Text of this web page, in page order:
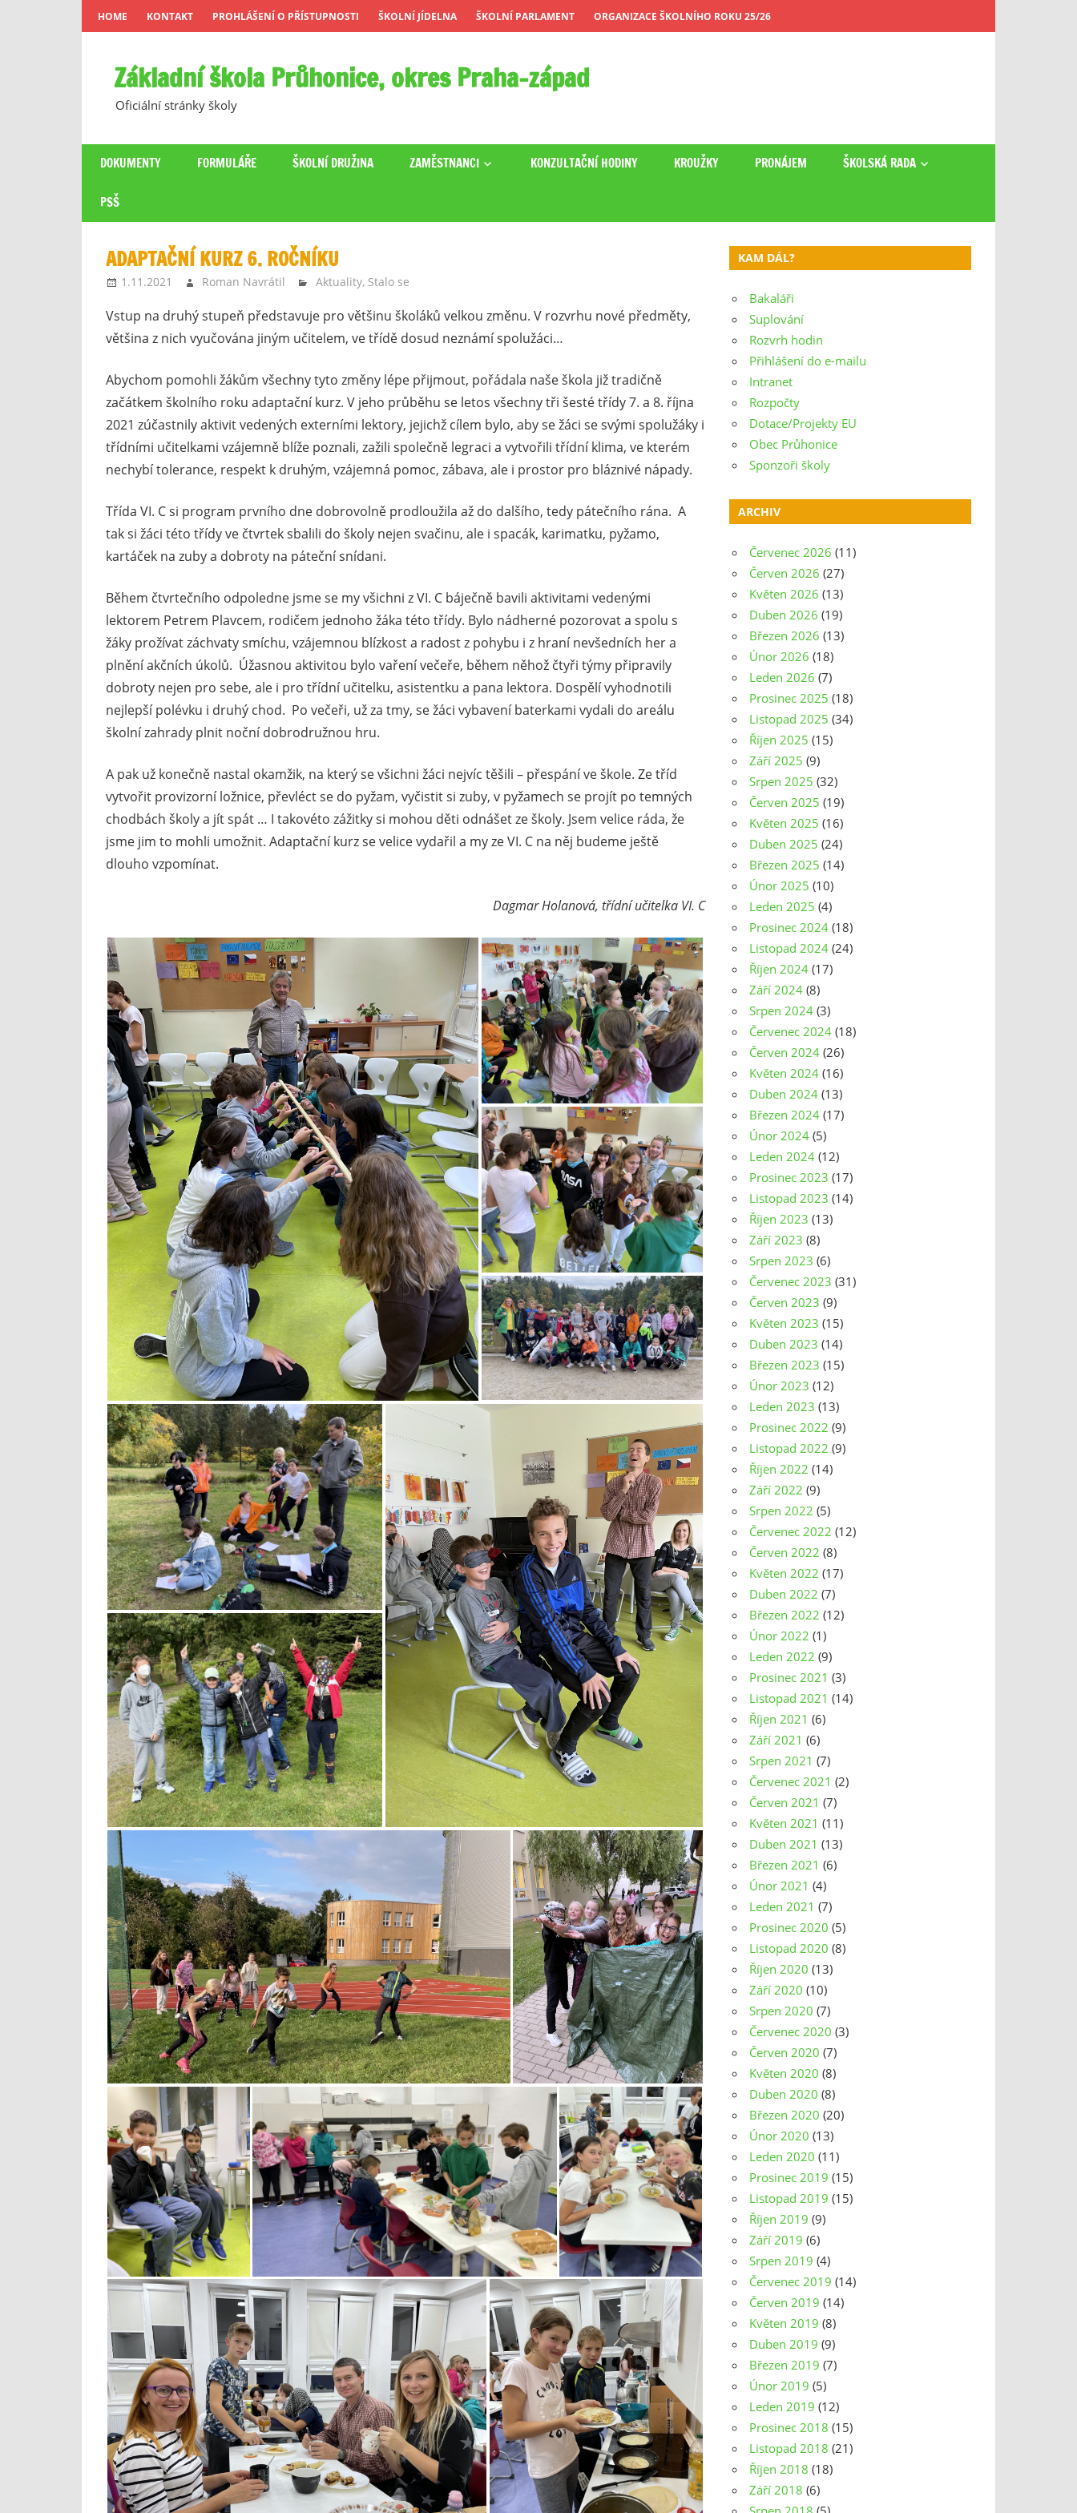
Skip
to
HOME KONTAKT PROHLÁŠENÍ O PŘÍSTUPNOSTI ŠKOLNÍ JÍDELNA ŠKOLNÍ PARLAMENT ORGANIZACE ŠKOLNÍHO ROKU 25/26
Základní škola Průhonice, okres Praha-západ
Oficiální stránky školy
DOKUMENTY FORMULÁŘE ŠKOLNÍ DRUŽINA ZAMĚSTNANCI KONZULTAČNÍ HODINY KROUŽKY PRONÁJEM ŠKOLSKÁ RADA
PSŠ
ADAPTAČNÍ KURZ 6. ROČNÍKU
1.11.2021 Roman Navrátil Aktuality, Stalo se
Vstup na druhý stupeň představuje pro většinu školáků velkou změnu. V rozvrhu nové předměty,
většina z nich vyučována jiným učitelem, ve třídě dosud neznámí spolužáci…
Abychom pomohli žákům všechny tyto změny lépe přijmout, pořádala naše škola již tradičně
začátkem školního roku adaptační kurz. V jeho průběhu se letos všechny tři šesté třídy 7. a 8. října
2021 zúčastnily aktivit vedených externími lektory, jejichž cílem bylo, aby se žáci se svými spolužáky i
třídními učitelkami vzájemně blíže poznali, zažili společně legraci a vytvořili třídní klima, ve kterém
nechybí tolerance, respekt k druhým, vzájemná pomoc, zábava, ale i prostor pro bláznivé nápady.
Třída VI. C si program prvního dne dobrovolně prodloužila až do dalšího, tedy pátečního rána. A
tak si žáci této třídy ve čtvrtek sbalili do školy nejen svačinu, ale i spacák, karimatku, pyžamo,
kartáček na zuby a dobroty na páteční snídani.
Během čtvrtečního odpoledne jsme se my všichni z VI. C báječně bavili aktivitami vedenými
lektorem Petrem Plavcem, rodičem jednoho žáka této třídy. Bylo nádherné pozorovat a spolu s
žáky prožívat záchvaty smíchu, vzájemnou blízkost a radost z pohybu i z hraní nevšedních her a
plnění akčních úkolů. Úžasnou aktivitou bylo vaření večeře, během něhož čtyři týmy připravily
dobroty nejen pro sebe, ale i pro třídní učitelku, asistentku a pana lektora. Dospělí vyhodnotili
nejlepší polévku i druhý chod. Po večeři, už za tmy, se žáci vybavení baterkami vydali do areálu
školní zahrady plnit noční dobrodružnou hru.
A pak už konečně nastal okamžik, na který se všichni žáci nejvíc těšili – přespání ve škole. Ze tříd
vytvořit provizorní ložnice, převléct se do pyžam, vyčistit si zuby, v pyžamech se projít po temných
chodbách školy a jít spát … I takovéto zážitky si mohou děti odnášet ze školy. Jsem velice ráda, že
jsme jim to mohli umožnit. Adaptační kurz se velice vydařil a my ze VI. C na něj budeme ještě
dlouho vzpomínat.
Dagmar Holanová, třídní učitelka VI. C
KAM DÁL?
Bakaláři
Suplování
Rozvrh hodin
Přihlášení do e-mailu
Intranet
Rozpočty
Dotace/Projekty EU
Obec Průhonice
Sponzoři školy
ARCHIV
Červenec 2026 (11)
Červen 2026 (27)
Květen 2026 (13)
Duben 2026 (19)
Březen 2026 (13)
Únor 2026 (18)
Leden 2026 (7)
Prosinec 2025 (18)
Listopad 2025 (34)
Říjen 2025 (15)
Září 2025 (9)
Srpen 2025 (32)
Červen 2025 (19)
Květen 2025 (16)
Duben 2025 (24)
Březen 2025 (14)
Únor 2025 (10)
Leden 2025 (4)
Prosinec 2024 (18)
Listopad 2024 (24)
Říjen 2024 (17)
Září 2024 (8)
Srpen 2024 (3)
Červenec 2024 (18)
Červen 2024 (26)
Květen 2024 (16)
Duben 2024 (13)
Březen 2024 (17)
Únor 2024 (5)
Leden 2024 (12)
Prosinec 2023 (17)
Listopad 2023 (14)
Říjen 2023 (13)
Září 2023 (8)
Srpen 2023 (6)
Červenec 2023 (31)
Červen 2023 (9)
Květen 2023 (15)
Duben 2023 (14)
Březen 2023 (15)
Únor 2023 (12)
Leden 2023 (13)
Prosinec 2022 (9)
Listopad 2022 (9)
Říjen 2022 (14)
Září 2022 (9)
Srpen 2022 (5)
Červenec 2022 (12)
Červen 2022 (8)
Květen 2022 (17)
Duben 2022 (7)
Březen 2022 (12)
Únor 2022 (1)
Leden 2022 (9)
Prosinec 2021 (3)
Listopad 2021 (14)
Říjen 2021 (6)
Září 2021 (6)
Srpen 2021 (7)
Červenec 2021 (2)
Červen 2021 (7)
Květen 2021 (11)
Duben 2021 (13)
Březen 2021 (6)
Únor 2021 (4)
Leden 2021 (7)
Prosinec 2020 (5)
Listopad 2020 (8)
Říjen 2020 (13)
Září 2020 (10)
Srpen 2020 (7)
Červenec 2020 (3)
Červen 2020 (7)
Květen 2020 (8)
Duben 2020 (8)
Březen 2020 (20)
Únor 2020 (13)
Leden 2020 (11)
Prosinec 2019 (15)
Listopad 2019 (15)
Říjen 2019 (9)
Září 2019 (6)
Srpen 2019 (4)
Červenec 2019 (14)
Červen 2019 (14)
Květen 2019 (8)
Duben 2019 (9)
Březen 2019 (7)
Únor 2019 (5)
Leden 2019 (12)
Prosinec 2018 (15)
Listopad 2018 (21)
Říjen 2018 (18)
Září 2018 (6)